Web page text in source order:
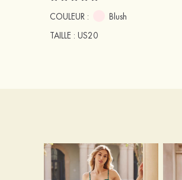
COULEUR :
Blush
TAILLE : US20